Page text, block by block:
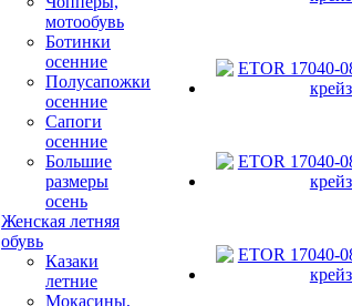
мотообувь
Ботинки
осенние
Полусапожки
осенние
Сапоги
осенние
Большие
размеры
осень
Женская летняя
обувь
Казаки
летние
Мокасины,